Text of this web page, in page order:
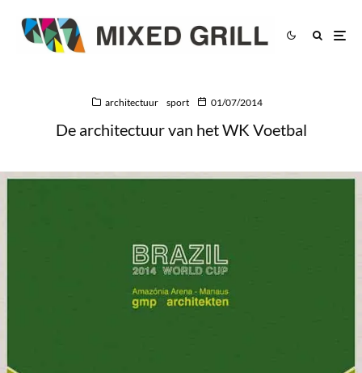
architectuur sport 01/07/2014
De architectuur van het WK Voetbal